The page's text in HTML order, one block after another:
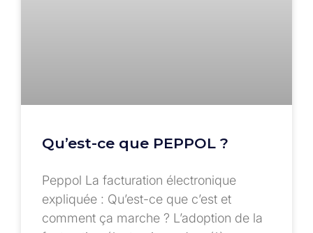
Qu’est-ce que PEPPOL ?
Peppol La facturation électronique
expliquée : Qu’est-ce que c’est et
comment ça marche ? L’adoption de la